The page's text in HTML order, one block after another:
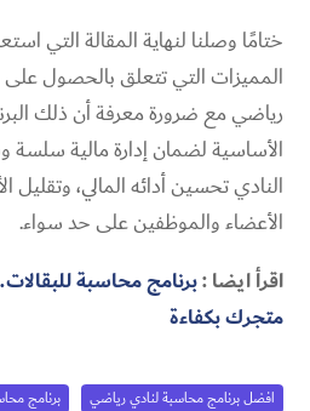
ختامًا وصلنا لنهاية المقالة التي
المميزات التي تتعلق بالحصول
رياضي​ مع ضرورة معرفة أن ذلك
الأساسية لضمان إدارة مالية
النادي تحسين أدائه المالي، وتقليل
الأعضاء والموظفين على حد سواء.
اقرأ ايضا :برنامج محاسبة
متجرك بكفاءة
افضل برنامج محاسبة لنادي رياضي​
برنامج